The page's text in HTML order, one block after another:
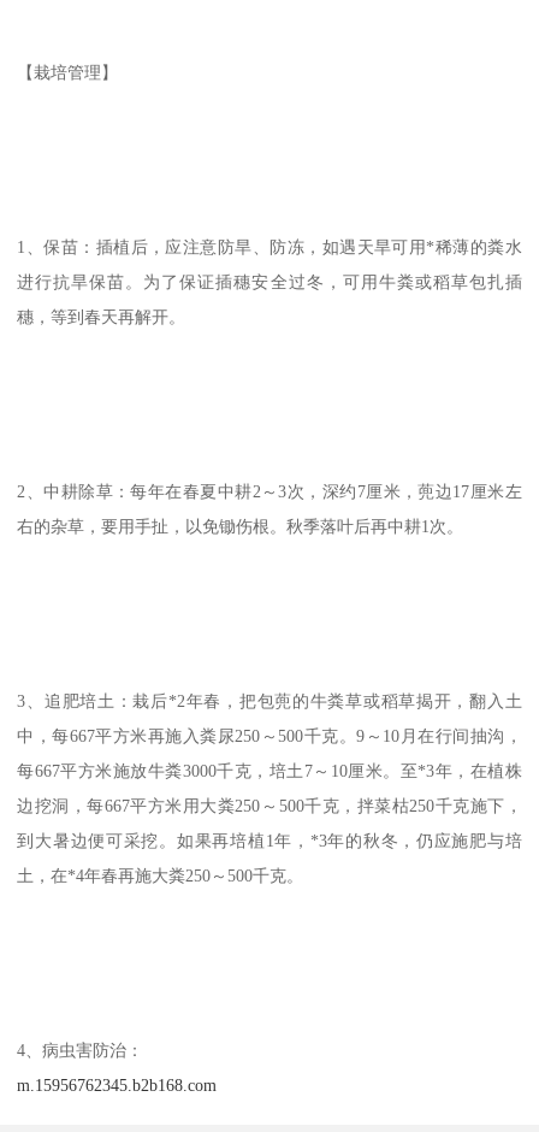
【栽培管理】
1、保苗：插植后，应注意防旱、防冻，如遇天旱可用*稀薄的粪水
进行抗旱保苗。为了保证插穗安全过冬，可用牛粪或稻草包扎插
穗，等到春天再解开。
2、中耕除草：每年在春夏中耕2～3次，深约7厘米，蔸边17厘米左
右的杂草，要用手扯，以免锄伤根。秋季落叶后再中耕1次。
3、追肥培土：栽后*2年春，把包蔸的牛粪草或稻草揭开，翻入土
中，每667平方米再施入粪尿250～500千克。9～10月在行间抽沟，
每667平方米施放牛粪3000千克，培土7～10厘米。至*3年，在植株
边挖洞，每667平方米用大粪250～500千克，拌菜枯250千克施下，
到大暑边便可采挖。如果再培植1年，*3年的秋冬，仍应施肥与培
土，在*4年春再施大粪250～500千克。
4、病虫害防治：
m.15956762345.b2b168.com